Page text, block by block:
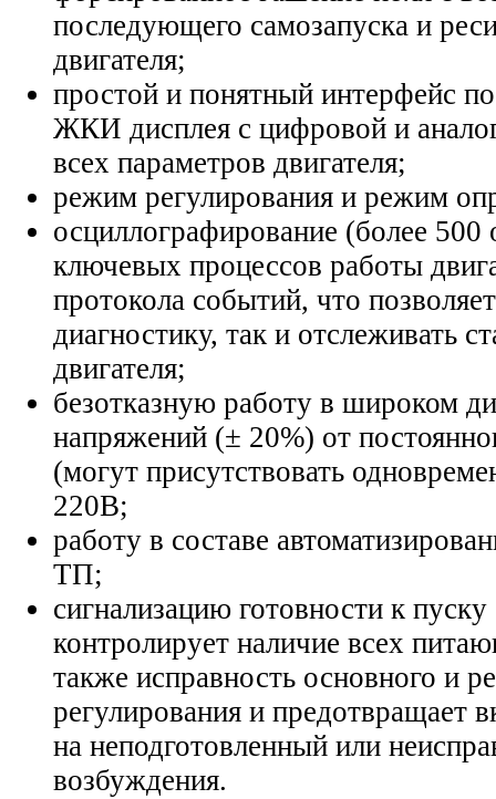
последующего самозапуска и
двигателя;
простой и понятный интерфейс
ЖКИ дисплея с цифровой и
всех параметров двигателя;
режим регулирования и режим
осциллографирование (более 500
ключевых процессов работы
протокола событий, что
диагностику, так и отслеживать
двигателя;
безотказную работу в широком
напряжений (± 20%) от
(могут присутствовать
220В;
работу в составе
ТП;
сигнализацию готовности к
контролирует наличие всех
также исправность основного и
регулирования и предотвращает
на неподготовленный или
возбуждения.